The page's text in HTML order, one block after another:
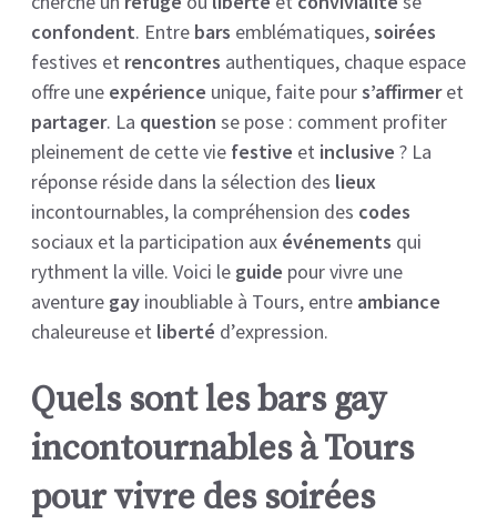
confondent. Entre bars emblématiques,soirées
festives et rencontres authentiques, chaque espace
offre une expérience unique, faite pours’affirmeret
partager. La question se pose : comment profiter
pleinement de cette vie festive et inclusive ? La
réponse réside dans la sélection des lieux
incontournables, la compréhension des codes
sociaux et la participation aux événements qui
rythment la ville. Voici le guide pour vivre une
aventure gay inoubliable à Tours, entre ambiance
chaleureuse et liberté d’expression.
Quels sont les bars gay
incontournables à Tours
pour vivre des soirées